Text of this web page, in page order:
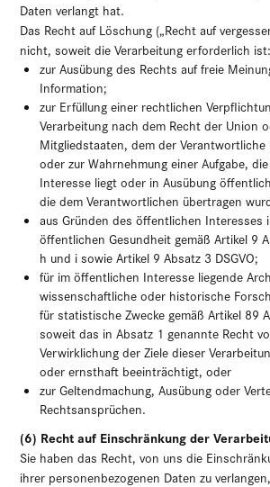
Daten verlangt hat.
Das Recht auf Löschung („Recht auf
nicht, soweit die Verarbeitung erforderlich ist:
zur Ausübung des Rechts auf freie
Information;
zur Erfüllung einer rechtlichen
Verarbeitung nach dem Recht der Union
Mitgliedstaaten, dem der
oder zur Wahrnehmung einer Aufgabe,
Interesse liegt oder in Ausübung
die dem Verantwortlichen übertragen
aus Gründen des öffentlichen Interesses
öffentlichen Gesundheit gemäß Artikel 9
h und i sowie Artikel 9 Absatz 3 DSGVO;
für im öffentlichen Interesse liegende
wissenschaftliche oder historische
für statistische Zwecke gemäß Artikel 89
soweit das in Absatz 1 genannte Recht
Verwirklichung der Ziele dieser
oder ernsthaft beeinträchtigt, oder
zur Geltendmachung, Ausübung oder
Rechtsansprüchen.
(6) Recht auf Einschränkung der
Sie haben das Recht, von uns die
ihrer personenbezogenen Daten zu